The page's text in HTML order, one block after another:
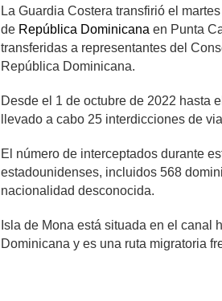
La Guardia Costera transfirió el
de República Dominicanaen Punta
transferidas a representantes del
República Dominicana.
Desde el 1 de octubre de 2022 hasta
llevado a cabo 25 interdicciones de
El número de interceptados durante
estadounidenses, incluidos 568
nacionalidad desconocida.
Isla de Mona está situada en el canal
Dominicana y es una ruta migratoria